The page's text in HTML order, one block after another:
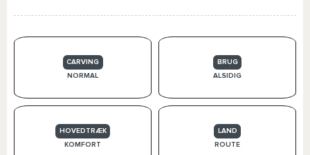
CARVING
NORMAL
BRUG
ALSIDIG
HOVEDTRÆK
KOMFORT
LAND
ROUTE